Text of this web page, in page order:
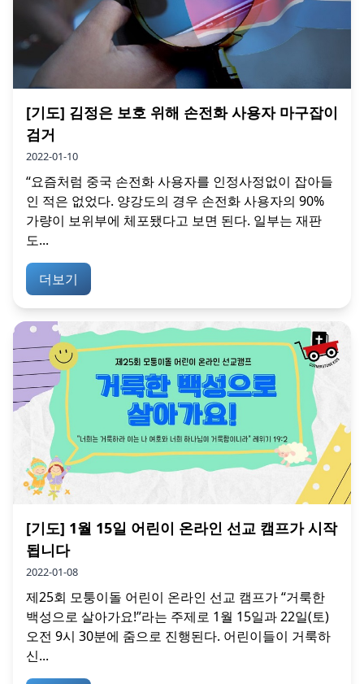
[기도] 김정은 보호 위해 손전화 사용자 마구잡이
검거
2022-01-10
“요즘처럼 중국 손전화 사용자를 인정사정없이 잡아들
인 적은 없었다. 양강도의 경우 손전화 사용자의 90%
가량이 보위부에 체포됐다고 보면 된다. 일부는 재판
도...
더보기
[기도] 1월 15일 어린이 온라인 선교 캠프가 시작
됩니다
2022-01-08
제25회 모퉁이돌 어린이 온라인 선교 캠프가 “거룩한
백성으로 살아가요!”라는 주제로 1월 15일과 22일(토)
오전 9시 30분에 줌으로 진행된다. 어린이들이 거룩하
신...